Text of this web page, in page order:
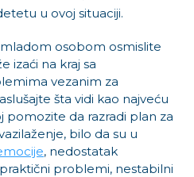
u ovoj situaciji.
osobom osmislite
izaći na kraj sa
vezanim za
šta vidi kao najveću
pomozite da razradi plan za
bilo da su u
, nedostatak
problemi, nestabilni